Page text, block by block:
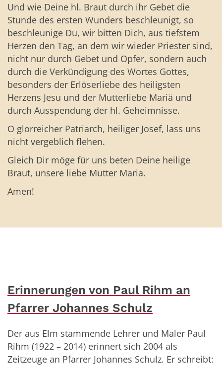
Und wie Deine hl. Braut durch ihr Gebet die
Stunde des ersten Wunders beschleunigt, so
beschleunige Du, wir bitten Dich, aus tiefstem
Herzen den Tag, an dem wir wieder Priester sind,
nicht nur durch Gebet und Opfer, sondern auch
durch die Verkündigung des Wortes Gottes,
besonders der Erlöserliebe des heiligsten
Herzens Jesu und der Mutterliebe Mariä und
durch Ausspendung der hl. Geheimnisse.
O glorreicher Patriarch, heiliger Josef, lass uns
nicht vergeblich flehen.
Gleich Dir möge für uns beten Deine heilige
Braut, unsere liebe Mutter Maria.
Amen!
Erinnerungen von Paul Rihm an
Pfarrer Johannes Schulz
Der aus Elm stammende Lehrer und Maler Paul
Rihm (1922 – 2014) erinnert sich 2004 als
Zeitzeuge an Pfarrer Johannes Schulz. Er schreibt: